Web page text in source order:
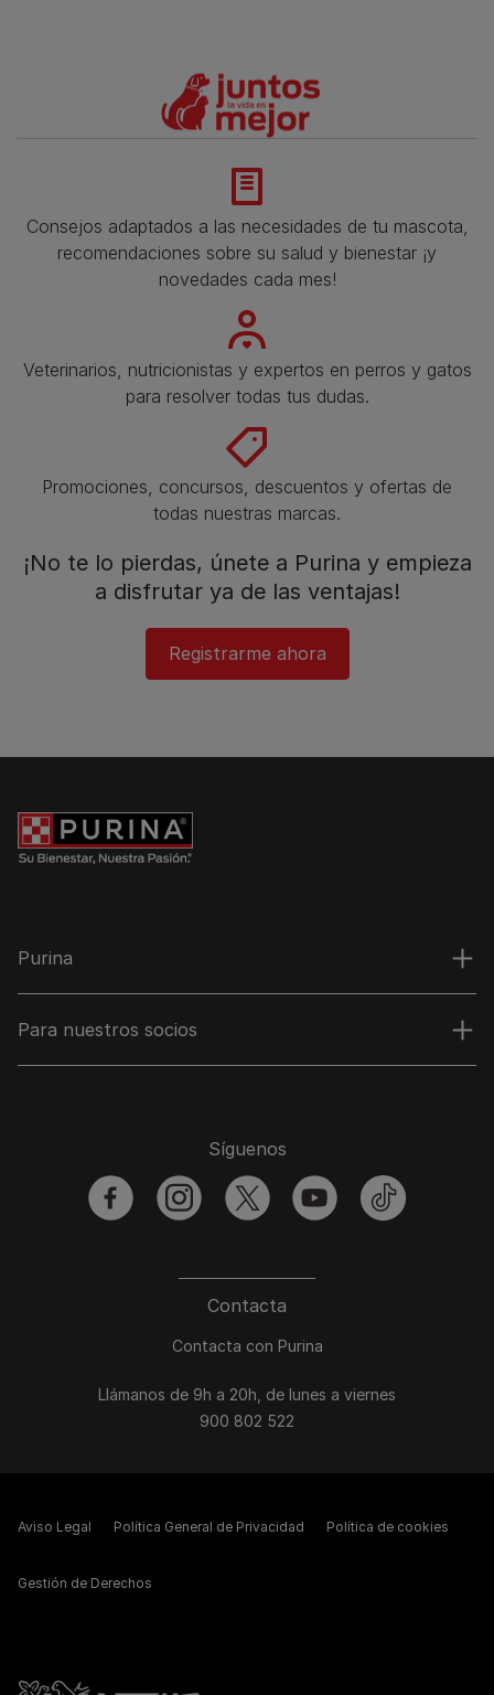
Consejos adaptados a las necesidades de tu mascota,
recomendaciones sobre su salud y bienestar ¡y
novedades cada mes!
Veterinarios, nutricionistas y expertos en perros y gatos
para resolver todas tus dudas.​
Promociones, concursos, descuentos y ofertas de
todas nuestras marcas.​
¡No te lo pierdas, únete a Purina y empieza
a disfrutar ya de las ventajas!​
Registrarme ahora​
Purina
Para nuestros socios
Contacta
Contacta con Purina
Llámanos de 9h a 20h, de lunes a viernes
900 802 522
Síguenos
facebookinstagramtwitter youtubetiktok
Aviso Legal Política General de Privacidad Política de cookies
Gestión de Derechos